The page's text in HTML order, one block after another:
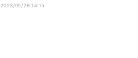
2023/05/29 14:15